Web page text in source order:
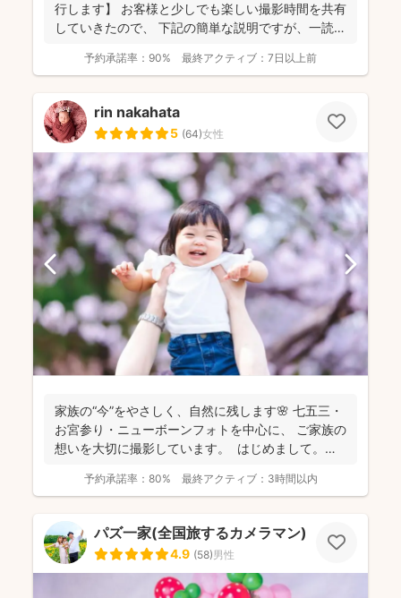
行します】 お客様と少しでも楽しい撮影時間を共有
していきたので、 下記の簡単な説明ですが、一読し
予約承諾率： 90% 最終アクティブ： 7日以上前
rin nakahata
5 (64)女性
家族の“今”をやさしく、自然に残します🌸 七五三・
お宮参り・ニューボーンフォトを中心に、 ご家族の
想いを大切に撮影しています。 はじめまして。
予約承諾率： 80% 最終アクティブ： 3時間以内
パズ一家(全国旅するカメラマン)
4.9 (58)男性